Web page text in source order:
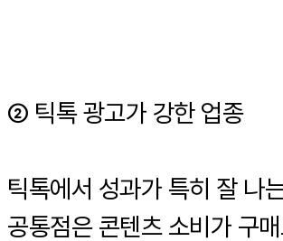
② 틱톡 광고가 강한 업종
틱톡에서 성과가 특히 잘 나
공통점은 콘텐츠 소비가 구